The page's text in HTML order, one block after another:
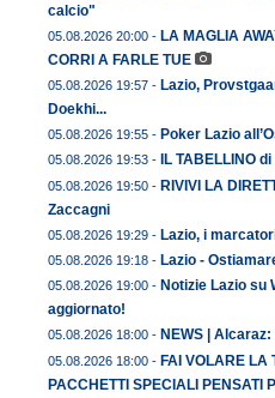
calcio"
05.08.2026 20:00 - LA MAGLIA
CORRI A FARLE TUE
05.08.2026 19:57 - Lazio,
Doekhi...
05.08.2026 19:55 - Poker Lazio
05.08.2026 19:53 - IL TABELLINO
05.08.2026 19:50 - RIVIVI LA
Zaccagni
05.08.2026 19:29 - Lazio, i
05.08.2026 19:18 - Lazio -
05.08.2026 19:00 - Notizie Lazio
aggiornato!
05.08.2026 18:00 - NEWS |
05.08.2026 18:00 - FAI VOLARE LA
PACCHETTI SPECIALI PENSATI